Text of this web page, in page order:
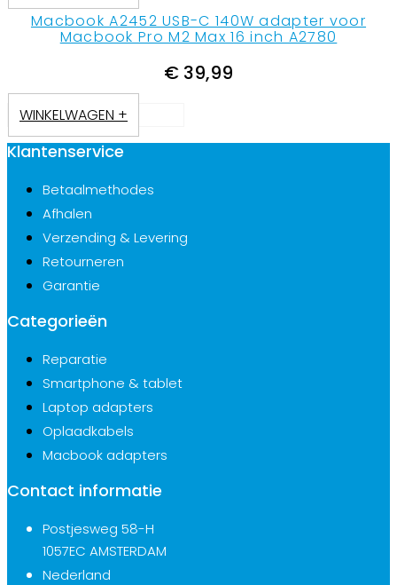
Macbook A2452 USB-C 140W adapter voor
Macbook Pro M2 Max 16 inch A2780
€ 39,99
WINKELWAGEN +
Klantenservice
Betaalmethodes
Afhalen
Verzending & Levering
Retourneren
Garantie
Categorieën
Reparatie
Smartphone & tablet
Laptop adapters
Oplaadkabels
Macbook adapters
Contact informatie
Postjesweg 58-H
1057EC AMSTERDAM
Nederland